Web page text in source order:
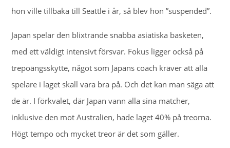
hon ville tillbaka till Seattle i år, så blev hon ”suspended”.
Japan spelar den blixtrande snabba asiatiska basketen,
med ett väldigt intensivt försvar. Fokus ligger också på
trepoängsskytte, något som Japans coach kräver att alla
spelare i laget skall vara bra på. Och det kan man säga att
de är. I förkvalet, där Japan vann alla sina matcher,
inklusive den mot Australien, hade laget 40% på treorna.
Högt tempo och mycket treor är det som gäller.